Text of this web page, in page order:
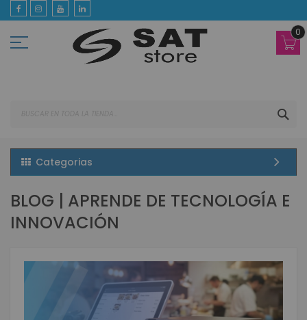
Ir
al
contenido
0
Categorias
BLOG | APRENDE DE TECNOLOGÍA E
INNOVACIÓN